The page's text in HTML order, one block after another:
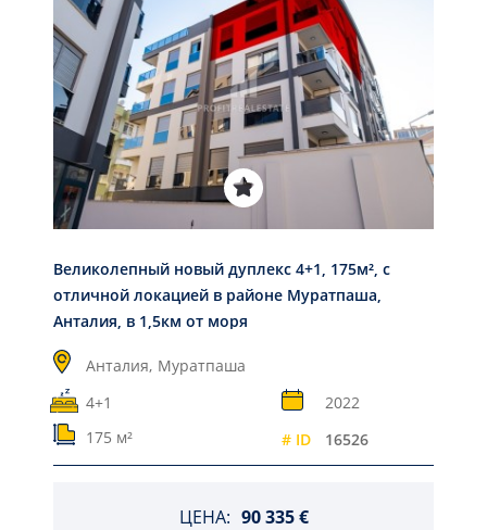
Великолепный новый дуплекс 4+1, 175м², с
отличной локацией в районе Муратпаша,
Анталия, в 1,5км от моря
Анталия, Муратпаша
4+1
2022
175 м²
# ID 16526
ЦЕНА: 90 335 €